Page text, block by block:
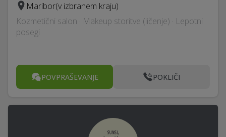
Maribor(v izbranem kraju)
Kozmetični salon · Makeup storitve (ličenje) · Lepotni
posegi
POVPRAŠEVANJE POKLIČI